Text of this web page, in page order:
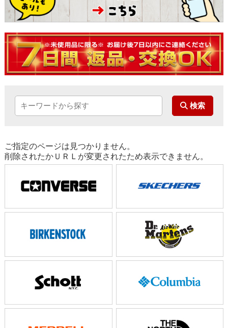
ご指定のページは見つかりません。
削除されたかＵＲＬが変更されたため表示できません。